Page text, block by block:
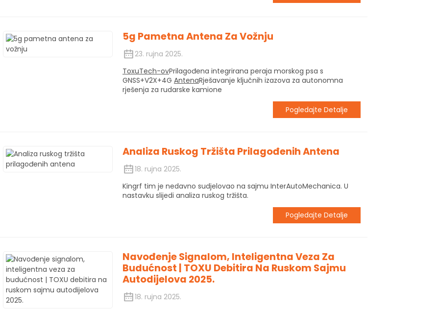
5g Pametna Antena Za Vožnju
23. rujna 2025.
ToxuTech-ovPrilagođena integrirana peraja morskog psa s
GNSS+V2X+4G AntenaRješavanje ključnih izazova za autonomna
rješenja za rudarske kamione
Pogledajte Detalje
Analiza Ruskog Tržišta Prilagođenih Antena
18. rujna 2025.
Kingrf tim je nedavno sudjelovao na sajmu InterAutoMechanica. U
nastavku slijedi analiza ruskog tržišta.
Pogledajte Detalje
Navođenje Signalom, Inteligentna Veza Za
Budućnost | TOXU Debitira Na Ruskom Sajmu
Autodijelova 2025.
18. rujna 2025.